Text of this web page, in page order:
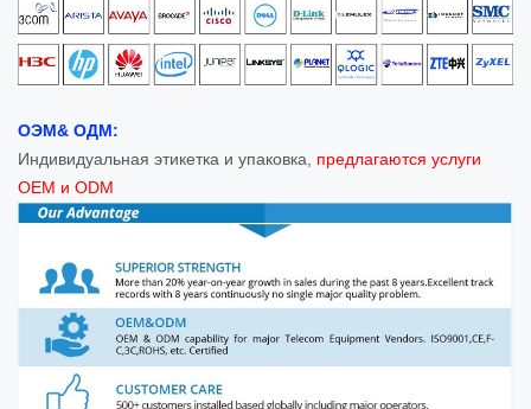
ОЭМ& ОДМ:
Индивидуальная этикетка и упаковка, предлагаются услуги
OEM и ODM